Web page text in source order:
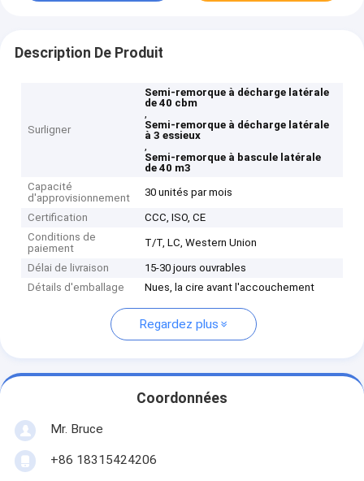
Description De Produit
Surligner
Semi-remorque à décharge latérale
de 40 cbm
,
Semi-remorque à décharge latérale
à 3 essieux
,
Semi-remorque à bascule latérale
de 40 m3
Capacité
d'approvisionnement
30 unités par mois
Certification
CCC, ISO, CE
Conditions de
paiement
T/T, LC, Western Union
Délai de livraison
15-30 jours ouvrables
Détails d'emballage
Nues, la cire avant l'accouchement
Regardez plus
Coordonnées
Mr. Bruce
+86 18315424206